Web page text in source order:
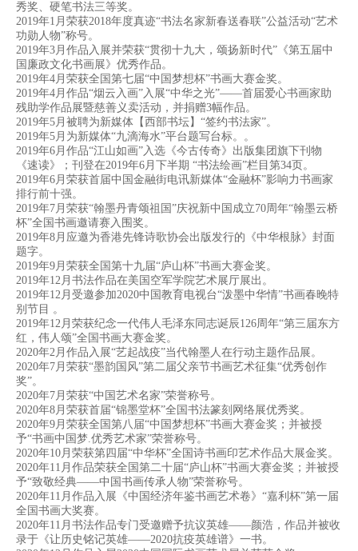
秀奖、硬笔书法三等奖。
2019年1月荣获2018年度真迹“书法名家新春送春联”公益活动“艺术
功勋人物”称号。
2019年3月作品入展并荣获“贯彻十九大，颂扬新时代”《第五届中
国廉政文化书画展》优秀作品。
2019年4月荣获全国第七届“中国梦想杯”书画大赛金奖。
2019年4月作品“烟云入画”入展“中华之光”——首届爱心书画家助
残助学作品展暨慈善义卖活动，并捐赠3幅作品。
2019年5月被聘为新媒体【西部书坛】“签约书法家”。
2019年5月为新媒体“九滴海水”平台题写台标。。
2019年6月作品“江山如画”入选《今古传奇》出版集团旗下刊物
《速读》；刊登在2019年6月下半期 “书法绘画”栏目第34页。
2019年6月荣获首届中国金融街电讯新媒体“金融杯”影响力书画家
排行前十强。
2019年7月荣获“翰墨丹青颂祖国”庆祝新中国成立70周年“翰墨云桥
杯”全国书画邀请赛入围奖。
2019年8月应邀为香港先锋诗歌协会出版发行的《中华根脉》封面
题字。
2019年9月荣获全国第十九届“庐山杯”书画大赛金奖。
2019年12月书法作品在美国空军学院艺术展厅展出。
2019年12月受邀参加2020中国教育电视台“泼墨中华情”书画春晚特
别节目 。
2019年12月荣获纪念一代伟人毛泽东同志诞辰126周年“第三届东方
红，伟人颂”全国书画大赛金奖。
2020年2月作品入展“艺起战疫”当代翰墨人在行动主题作品展。
2020年7月荣获“墨韵国风”第二届父亲节书画艺术征集“优秀创作
奖”。
2020年7月荣获“中国艺术名家”荣誉称号。
2020年8月荣获首届“锦墨堂杯”全国书法篆刻网络展优秀奖。
2020年9月荣获全国第八届“中国梦想杯”书画大赛金奖；并被授
予“书画中国梦.优秀艺术家”荣誉称号。
2020年10月荣获第四届“中华杯”全国诗书画印艺术作品大展金奖。
2020年11月作品荣获全国第二十届“庐山杯”书画大赛金奖；并被授
予“致敬经典——中国书画传承人物”荣誉称号。
2020年11月作品入展《中国经济年鉴书画艺术卷》“嘉利杯”第一届
全国书画大奖赛。
2020年11月书法作品专门受邀赠予抗议英雄——颜浩，作品并被收
录于《让历史铭记英雄——2020抗疫英雄谱》一书。